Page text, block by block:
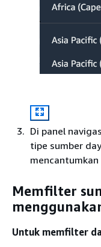
Di panel
tipe sumber
Memfilter
Untuk memfilter